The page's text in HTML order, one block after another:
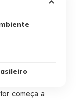
começa a